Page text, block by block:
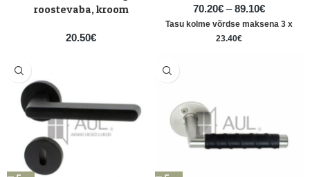
70.20€ – 89.10€
Tasu kolme võrdse maksena 3 x
23.40€
roostevaba, kroom
20.50€